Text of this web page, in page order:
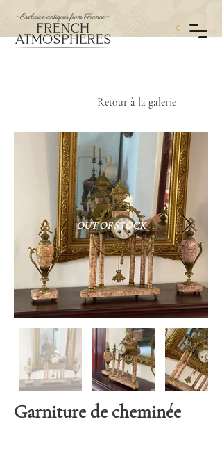
0
Retour à la galerie
OUT OF STOCK
Garniture de cheminée